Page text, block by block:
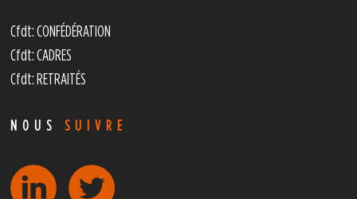
Cfdt: CONFÉDÉRATION
Cfdt: CADRES
Cfdt: RETRAITÉS
NOUSSUIVRE